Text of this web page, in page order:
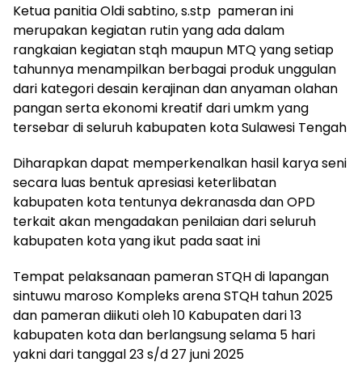
Ketua panitia Oldi sabtino, s.stp pameran ini
merupakan kegiatan rutin yang ada dalam
rangkaian kegiatan stqh maupun MTQ yang setiap
tahunnya menampilkan berbagai produk unggulan
dari kategori desain kerajinan dan anyaman olahan
pangan serta ekonomi kreatif dari umkm yang
tersebar di seluruh kabupaten kota Sulawesi Tengah
Diharapkan dapat memperkenalkan hasil karya seni
secara luas bentuk apresiasi keterlibatan
kabupaten kota tentunya dekranasda dan OPD
terkait akan mengadakan penilaian dari seluruh
kabupaten kota yang ikut pada saat ini
Tempat pelaksanaan pameran STQH di lapangan
sintuwu maroso Kompleks arena STQH tahun 2025
dan pameran diikuti oleh 10 Kabupaten dari 13
kabupaten kota dan berlangsung selama 5 hari
yakni dari tanggal 23 s/d 27 juni 2025